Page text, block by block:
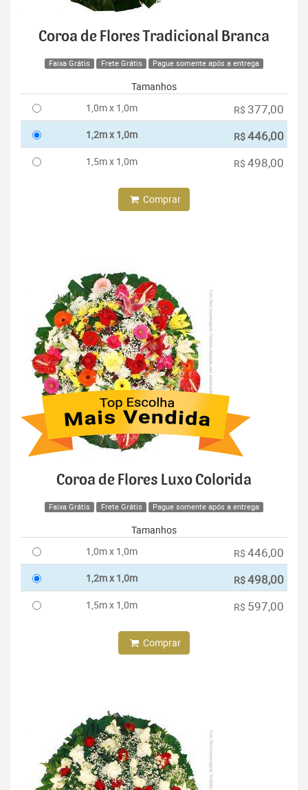
Coroa de Flores Tradicional Branca
Faixa Grátis Frete Grátis Pague somente após a entrega
Tamanhos
1,0m x 1,0m
R$ 377,00
1,2m x 1,0m R$446,00
1,5m x 1,0m R$ 498,00
Comprar
Coroa de Flores Luxo Colorida
Faixa Grátis Frete Grátis Pague somente após a entrega
Tamanhos
1,0m x 1,0m
R$ 446,00
1,2m x 1,0m R$498,00
1,5m x 1,0m R$ 597,00
Comprar